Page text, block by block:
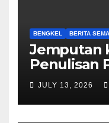
BENGKEL BERITA
Jemputan
Penulisan
Program
Falsafah
JULY 13, 2026